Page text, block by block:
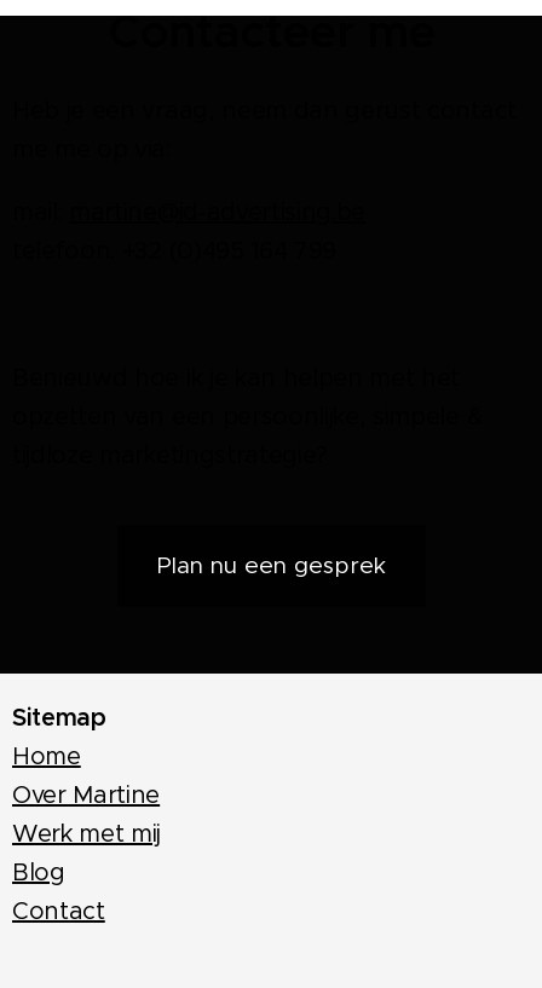
Contacteer me
Plan nu een gesprek
Sitemap
Home
Over Martine
Werk met mij
Blog
Contact